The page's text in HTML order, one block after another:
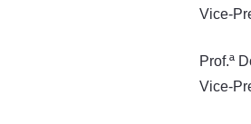
Vice-
Prof.ª
Vice-